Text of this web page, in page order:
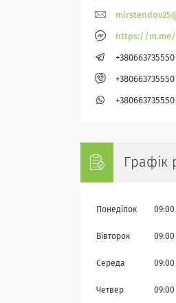
https://
+380663735550
+380663735550
+380663735550
Графік
Понеділок 09:00
Вівторок 09:00
Середа 09:00
Четвер 09:00